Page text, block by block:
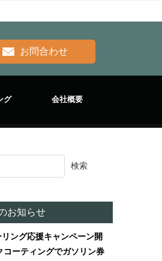
お問合わせ
グ 会社概要
検索
お知らせ
ング応援キャンペーン開
コーティングでガソリン券